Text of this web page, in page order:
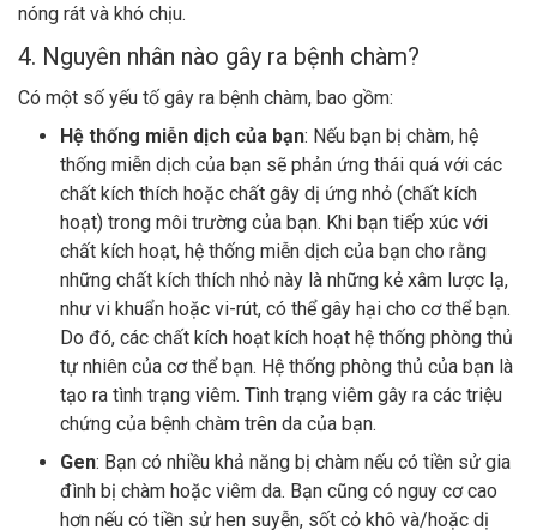
nóng rát và khó chịu.
4. Nguyên nhân nào gây ra bệnh chàm?
Có một số yếu tố gây ra bệnh chàm, bao gồm:
Hệ thống miễn dịch của bạn: Nếu bạn bị chàm, hệ
thống miễn dịch của bạn sẽ phản ứng thái quá với các
chất kích thích hoặc chất gây dị ứng nhỏ (chất kích
hoạt) trong môi trường của bạn. Khi bạn tiếp xúc với
chất kích hoạt, hệ thống miễn dịch của bạn cho rằng
những chất kích thích nhỏ này là những kẻ xâm lược lạ,
như vi khuẩn hoặc vi-rút, có thể gây hại cho cơ thể bạn.
Do đó, các chất kích hoạt kích hoạt hệ thống phòng thủ
tự nhiên của cơ thể bạn. Hệ thống phòng thủ của bạn là
tạo ra tình trạng viêm. Tình trạng viêm gây ra các triệu
chứng của bệnh chàm trên da của bạn.
Gen: Bạn có nhiều khả năng bị chàm nếu có tiền sử gia
đình bị chàm hoặc viêm da. Bạn cũng có nguy cơ cao
hơn nếu có tiền sử hen suyễn, sốt cỏ khô và/hoặc dị